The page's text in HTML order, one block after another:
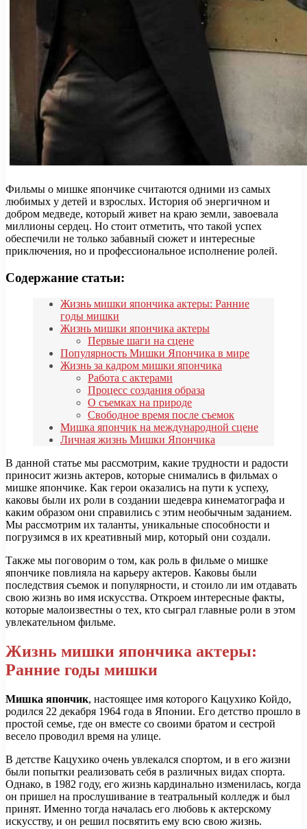
Фильмы о мишке япончике считаются одними из самых
любимых у детей и взрослых. История об энергичном и
добром медведе, который живет на краю земли, завоевала
миллионы сердец. Но стоит отметить, что такой успех
обеспечили не только забавный сюжет и интересные
приключения, но и профессиональное исполнение ролей.
Содержание статьи:
Жизнь мишки япончика актеры: Ранние
годы мишки
Жизнь мишки япончика актеры
Первые шаги на сцене
Популярность Мишки Япончика в мире
Жизнь за кадром мишки япончика
Работа с актерами
Процесс создания образа
О съемках на природе
Свободное время после съемок
Мишка япончик на международной сцене
Личная жизнь Мишки Япончика
В данной статье мы рассмотрим, какие трудности и радости
приносит жизнь актеров, которые снимались в фильмах о
мишке япончике. Как герои оказались на пути к успеху,
каковы были их роли в создании шедевра кинематографа и
каким образом они справились с этим необычным заданием.
Мы рассмотрим их таланты, уникальные способности и
погрузимся в их креативный мир, который они создали.
Также мы поговорим о том, как роль в фильме о мишке
япончике повлияла на карьеру актеров. Каковы были
последствия съемок и популярности, и стоило ли им отдавать
свою жизнь во имя искусства. Откроем интересные факты,
которые малоизвестны о тех, кто сыграл главные роли в этом
увлекательном фильме.
Жизнь мишки япончика актеры:
Ранние годы мишки
Мишка япончик, настоящее имя которого Кацухико Койдо,
родился 22 декабря 1964 года в Японии. Его детство прошло в
простой семье, где он вместе со своими братом и сестрой
весело проводил время на улице.
В детстве Кацухико очень увлекался спортом, и в его жизни
были попытки реализовать себя в различных видах спорта.
Однако, в 1982 году, его жизнь кардинально изменилась, когда
он пришел на прослушивание в театральный колледж и был
принят. Именно тогда началась его любовь к актерскому
искусству, и он решил посвятить ему всю свою жизнь.